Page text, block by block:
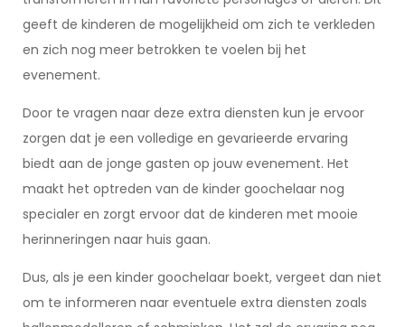
geeft de kinderen de mogelijkheid om zich te verkleden
en zich nog meer betrokken te voelen bij het
evenement.
Door te vragen naar deze extra diensten kun je ervoor
zorgen dat je een volledige en gevarieerde ervaring
biedt aan de jonge gasten op jouw evenement. Het
maakt het optreden van de kinder goochelaar nog
specialer en zorgt ervoor dat de kinderen met mooie
herinneringen naar huis gaan.
Dus, als je een kinder goochelaar boekt, vergeet dan niet
om te informeren naar eventuele extra diensten zoals